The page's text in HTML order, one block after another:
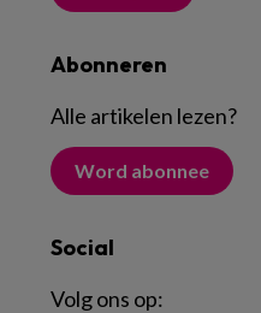
Abonneren
Alle artikelen lezen?
Word abonnee
Social
Volg ons op: